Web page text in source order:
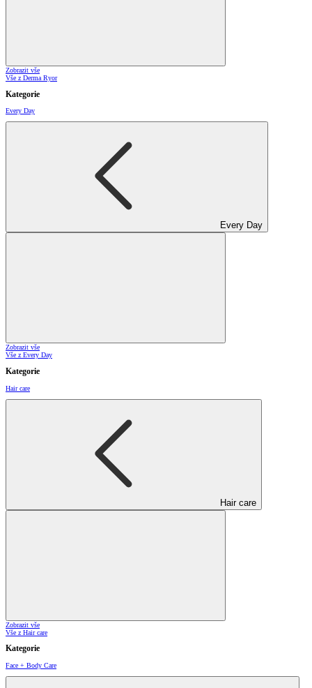
Zobrazit vše
Vše z Derma Ryor
Kategorie
Every Day
Every Day
Zobrazit vše
Vše z Every Day
Kategorie
Hair care
Hair care
Zobrazit vše
Vše z Hair care
Kategorie
Face + Body Care